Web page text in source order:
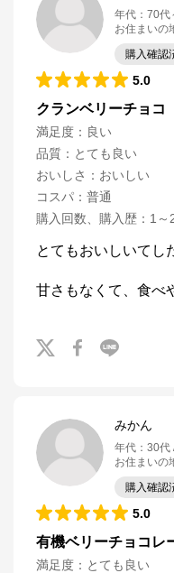
年代 ： 70代
お住まいの
購入確認
5.0
クランベリーチョコ
満足度 ： 良い
品質 ： とても良い
おいしさ ： おいしい
コスパ ： 普通
購入回数、購入歴 ： 1～
とてもおいしいてし
甘さもなくて、食べ
みかん
年代 ： 30代
お住まいの
購入確認
5.0
有機ベリーチョコレ
満足度 ： とても良い